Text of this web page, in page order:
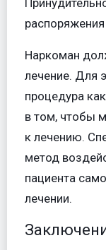
Наркоман
лечение. Для
процедура
в том, чтобы
к лечению.
метод
пациента
лечении.